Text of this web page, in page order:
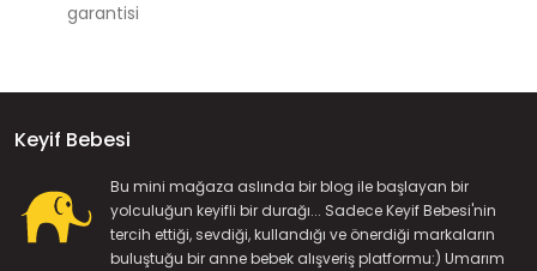
garantisi
Keyif Bebesi
Bu mini mağaza aslında bir blog ile başlayan bir
yolculuğun keyifli bir durağı... Sadece Keyif Bebesi'nin
tercih ettiği, sevdiği, kullandığı ve önerdiği markaların
buluştuğu bir anne bebek alışveriş platformu:) Umarım